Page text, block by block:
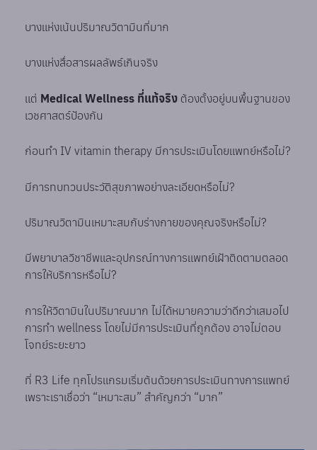
บางแห่งเน้นปริมาณวิตามินที่มาก
บางแห่งสื่อสารผลลัพธ์เกินจริง
แต่ Medical Wellness ที่แท้จริง ต้องตั้งอยู่บนพื้นฐานของ
เวชศาสตร์ป้องกัน
ก่อนทำ IV vitamin therapy มีการประเมินโดยแพทย์หรือไม่?
มีการทบทวนประวัติสุขภาพอย่างละเอียดหรือไม่?
ปริมาณวิตามินเหมาะสมกับร่างกายของคุณจริงหรือไม่?
มีพยาบาลวิชาชีพและอุปกรณ์ทางการแพทย์เฝ้าติดตามตลอด
การให้บริการหรือไม่?
การให้วิตามินในปริมาณมาก ไม่ได้หมายความว่าดีกว่าเสมอไป
การทำ wellness โดยไม่มีการประเมินที่ถูกต้อง อาจไม่ตอบ
โจทย์ระยะยาว
ที่ R3 Life ทุกโปรแกรมเริ่มต้นด้วยการประเมินทางการแพทย์
เพราะเราเชื่อว่า “เหมาะสม” สำคัญกว่า “มาก”